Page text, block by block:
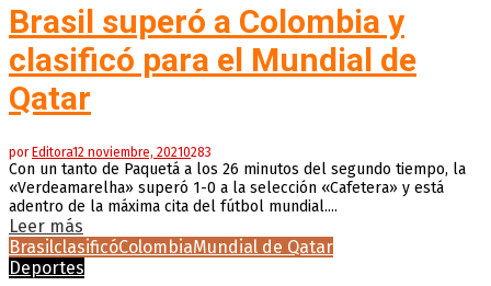
Brasil superó a Colombia y
clasificó para el Mundial de
Qatar
porEditora12 noviembre, 20210283
Con un tanto de Paquetá a los 26 minutos del segundo tiempo, la
«Verdeamarelha» superó 1-0 a la selección «Cafetera» y está
adentro de la máxima cita del fútbol mundial....
Leer más
BrasilclasificóColombiaMundial de Qatar
Deportes